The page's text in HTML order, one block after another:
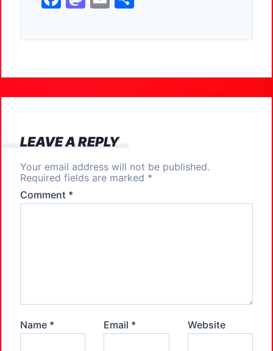
c
b
o
k
st
d
o
ai ar
LEAVE A REPLY
Your email address will not be published.
Required fields are marked *
Comment *
Name * Email * Website